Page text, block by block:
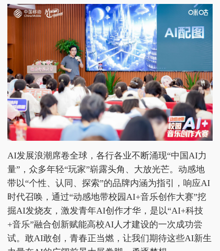
AI发展浪潮席卷全球，各行各业不断涌现“中国AI力
量”，众多年轻“玩家”崭露头角、大放光芒。动感地
带以“个性、认同、探索”的品牌内涵为指引，响应AI
时代召唤，通过“动感地带校园AI+音乐创作大赛”挖
掘AI发烧友，激发青年AI创作才华，是以“AI+科技
+音乐”融合创新赋能高校AI人才建设的一次成功尝
试。敢AI敢创，青春正当燃，让我们期待这些AI新生